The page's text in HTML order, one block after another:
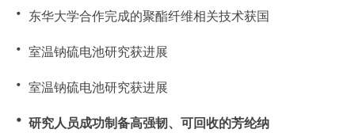
・ 东华大学合作完成的聚酯纤维相关技术获国
・ 室温钠硫电池研究获进展
・ 室温钠硫电池研究获进展
・ 研究人员成功制备高强韧、可回收的芳纶纳